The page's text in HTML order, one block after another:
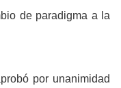
de paradigma a la
por unanimidad